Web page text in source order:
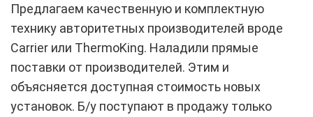
Предлагаем качественную и комплектную
технику авторитетных производителей вроде
Carrier или ThermoKing. Наладили прямые
поставки от производителей. Этим и
объясняется доступная стоимость новых
установок. Б/у поступают в продажу только